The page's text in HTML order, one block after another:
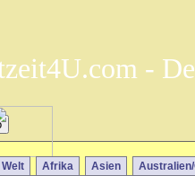
-
Welt Afrika Asien